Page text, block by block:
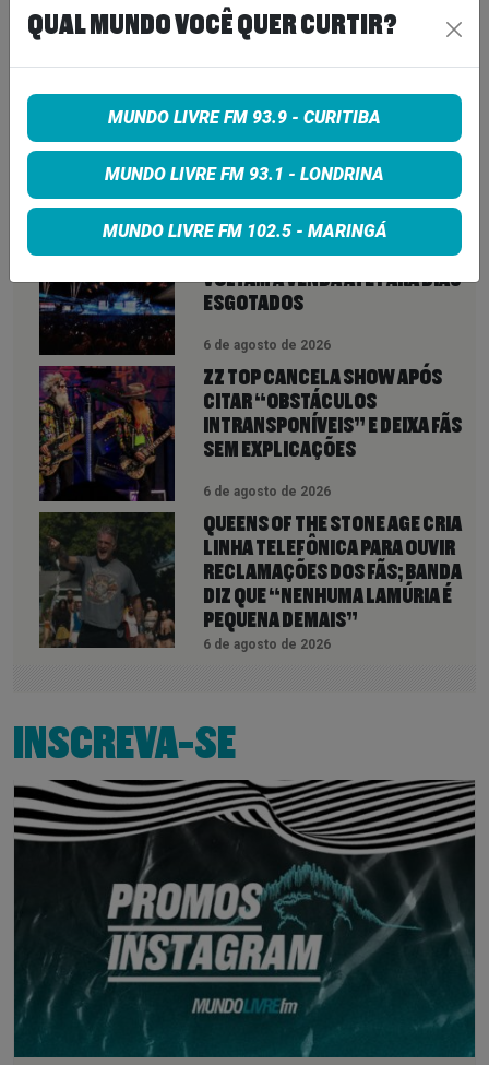
Share on Twitter
Share on Google+
VEJA TAMBÉM
ROCK IN RIO 2026 ABRE NOVA
CHANCE PARA FÃS: INGRESSOS
VOLTAM À VENDA ATÉ PARA DIAS
ESGOTADOS
6 de agosto de 2026
ZZ TOP CANCELA SHOW APÓS
CITAR “OBSTÁCULOS
INTRANSPONÍVEIS” E DEIXA FÃS
SEM EXPLICAÇÕES
6 de agosto de 2026
QUEENS OF THE STONE AGE CRIA
LINHA TELEFÔNICA PARA OUVIR
RECLAMAÇÕES DOS FÃS; BANDA
DIZ QUE “NENHUMA LAMÚRIA É
PEQUENA DEMAIS”
6 de agosto de 2026
INSCREVA-SE
QUAL MUNDO VOCÊ QUER CURTIR?
MUNDO LIVRE FM 93.9 - CURITIBA
MUNDO LIVRE FM 93.1 - LONDRINA
MUNDO LIVRE FM 102.5 - MARINGÁ